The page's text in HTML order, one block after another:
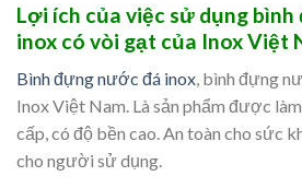
Lợi ích của việc sử dụng
inox có vòi gạt của Inox Việt
Bình đựng nước đá inox, bình đựng
Inox Việt Nam. Là sản phẩm được
cấp, có độ bền cao. An toàn cho sức
cho người sử dụng.